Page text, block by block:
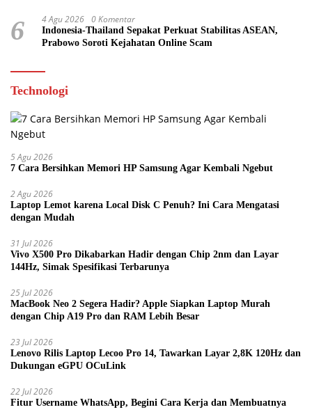
6 4 Agu 2026 0 Komentar
Indonesia-Thailand Sepakat Perkuat Stabilitas ASEAN,
Prabowo Soroti Kejahatan Online Scam
Technologi
5 Agu 2026
7 Cara Bersihkan Memori HP Samsung Agar Kembali Ngebut
2 Agu 2026
Laptop Lemot karena Local Disk C Penuh? Ini Cara Mengatasi
dengan Mudah
31 Jul 2026
Vivo X500 Pro Dikabarkan Hadir dengan Chip 2nm dan Layar
144Hz, Simak Spesifikasi Terbarunya
25 Jul 2026
MacBook Neo 2 Segera Hadir? Apple Siapkan Laptop Murah
dengan Chip A19 Pro dan RAM Lebih Besar
23 Jul 2026
Lenovo Rilis Laptop Lecoo Pro 14, Tawarkan Layar 2,8K 120Hz dan
Dukungan eGPU OCuLink
22 Jul 2026
Fitur Username WhatsApp, Begini Cara Kerja dan Membuatnya